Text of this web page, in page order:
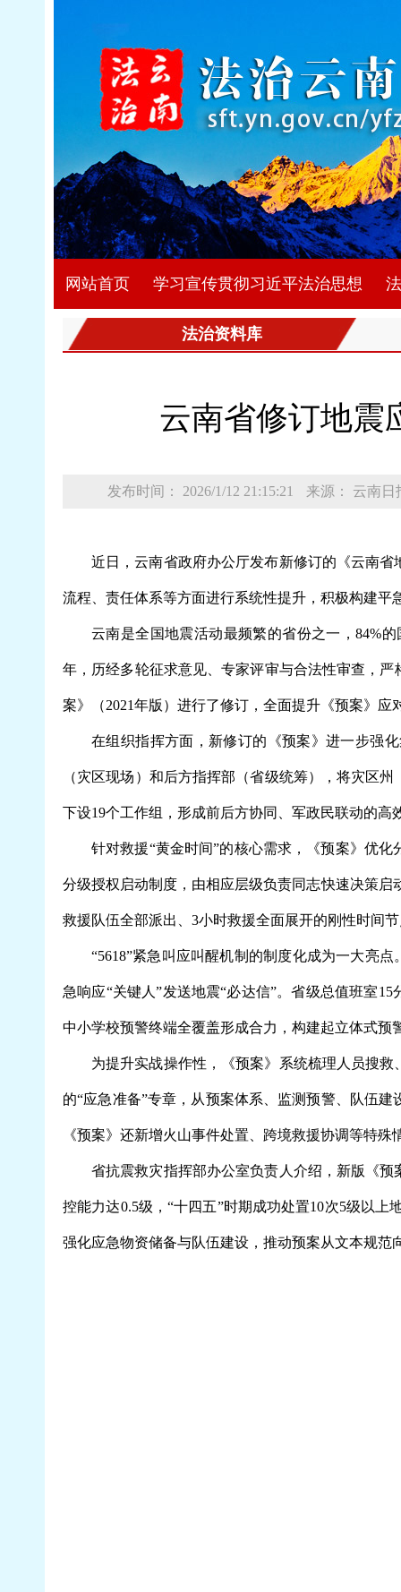
网站首页 学习宣传贯彻习近平法治思想
法治资料库
云南省修订地震
发布时间： 2026/1/12 21:15:21 来源： 云南日
近日，云南省政府办公厅发布新修订的《云南
流程、责任体系等方面进行系统性提升，积极构建
云南是全国地震活动最频繁的省份之一，84%
年，历经多轮征求意见、专家评审与合法性审查，
案》（2021年版）进行了修订，全面提升《预案》
在组织指挥方面，新修订的《预案》进一步强
（灾区现场）和后方指挥部（省级统筹），将灾区
下设19个工作组，形成前后方协同、军政民联动的
针对救援“黄金时间”的核心需求，《预案》优
分级授权启动制度，由相应层级负责同志快速决策启
救援队伍全部派出、3小时救援全面展开的刚性时间
“5618”紧急叫应叫醒机制的制度化成为一大亮
急响应“关键人”发送地震“必达信”。省级总值班室
中小学校预警终端全覆盖形成合力，构建起立体式预
为提升实战操作性，《预案》系统梳理人员搜
的“应急准备”专章，从预案体系、监测预警、队伍
《预案》还新增火山事件处置、跨境救援协调等特
省抗震救灾指挥部办公室负责人介绍，新版《
控能力达0.5级，“十四五”时期成功处置10次5级以
强化应急物资储备与队伍建设，推动预案从文本规